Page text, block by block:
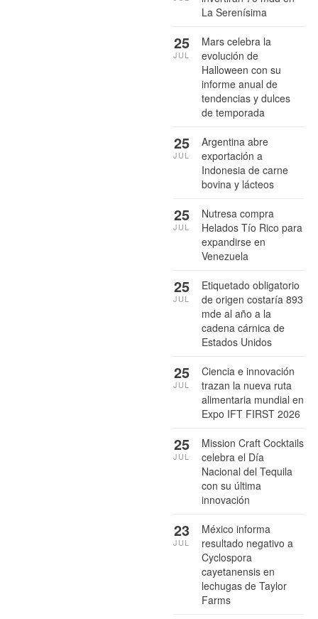
La Serenísima
Mars celebra la
evolución de
Halloween con su
informe anual de
tendencias y dulces
de temporada
25
JUL
Argentina abre
exportación a
Indonesia de carne
bovina y lácteos
25
JUL
Nutresa compra
Helados Tío Rico para
expandirse en
Venezuela
25
JUL
Etiquetado obligatorio
de origen costaría 893
mde al año a la
cadena cárnica de
Estados Unidos
25
JUL
Ciencia e innovación
trazan la nueva ruta
alimentaria mundial en
Expo IFT FIRST 2026
25
JUL
Mission Craft Cocktails
celebra el Día
Nacional del Tequila
con su última
innovación
25
JUL
México informa
resultado negativo a
Cyclospora
cayetanensis en
lechugas de Taylor
Farms
23
JUL